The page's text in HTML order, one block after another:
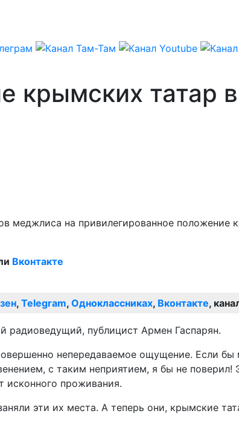
крымских татар
меджлиса на привилегированное положение
Вконтакте
, Telegram, Одноклассниках, Вконтакте,
радиоведущий, публицист Армен Гаспарян.
непередаваемое ощущение. Если бы
с таким неприятием, я бы не поверил!
исконного проживания.
эти их места. А теперь они, крымские